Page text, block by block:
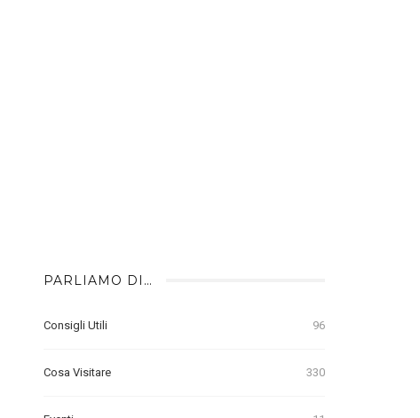
PARLIAMO DI…
Consigli Utili 96
Cosa Visitare 330